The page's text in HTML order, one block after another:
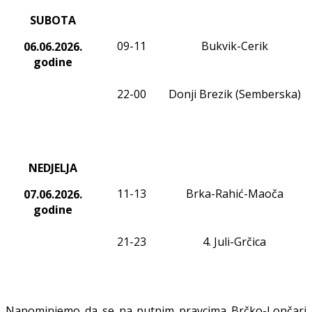
SUBOTA
06.06.2026.
godine
09-1 1 Bukvik-Cerik
22-00 Donji Brezik (Semberska)
NEDJELJA
07.06.2026.
godine
11-13 Brka-Rahić-Maoča
21-23 4. Juli-Grčica